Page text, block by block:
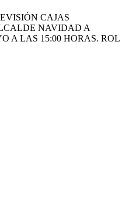
CAJAS
NAVIDAD A
A LAS 15:00 HORAS. ROL